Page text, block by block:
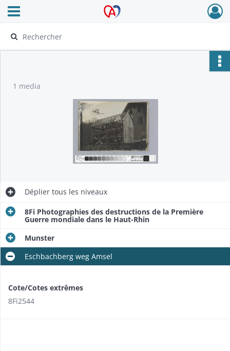
Archives Alsace - Colmar
Ouvrir le menu déroulant
1 media
Déplier tous les niveaux
8Fi Photographies des destructions de la Première
Guerre mondiale dans le Haut-Rhin
Munster
Eschbachberg weg Amsel
Cote/Cotes extrêmes
8Fi2544